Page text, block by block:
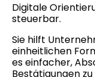
Digitale
steuerbar.
Sie hilft
einheitlichen
es einfacher,
Bestätigungen